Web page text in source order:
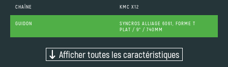
CHAÎNE KMC X12
GUIDON
SYNCROS ALLIAGE 6061, FORME T
PLAT / 9° / 740MM
Afficher toutes les caractéristiques